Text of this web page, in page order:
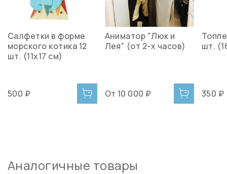
Салфетки в форме
морского котика 12
шт. (11х17 см)
500 ₽
Аниматор "Люк и
Лея" (от 2-х часов)
От 10 000 ₽
шт.
350 ₽
Аналогичные товары